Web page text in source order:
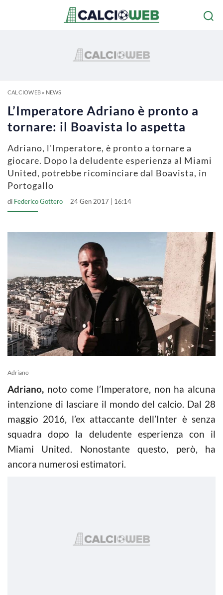
CALCIOWEB» NEWS
L’Imperatore Adriano è pronto a
tornare: il Boavista lo aspetta
Adriano, l'Imperatore, è pronto a tornare a
giocare. Dopo la deludente esperienza al Miami
United, potrebbe ricominciare dal Boavista, in
Portogallo
di Federico Gottero 24 Gen 2017 | 16:14
Adriano
Adriano, noto come l’Imperatore, non ha alcuna
intenzione di lasciare il mondo del calcio. Dal 28
maggio 2016, l’ex attaccante dell’Inter è senza
squadra dopo la deludente esperienza con il
Miami United. Nonostante questo, però, ha
ancora numerosi estimatori.